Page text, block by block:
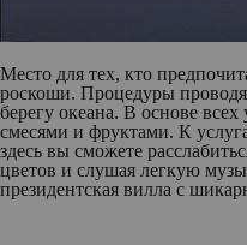
Место для тех, кто
роскоши. Процедуры
берегу океана. В основе
смесями и фруктами. К
здесь вы сможете
цветов и слушая легкую
президентская вилла с